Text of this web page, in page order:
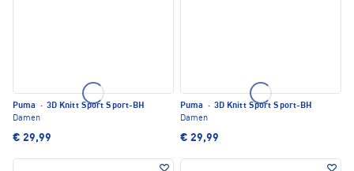
Puma · 3D Knitt Sport Sport-BH
Damen
€ 29,99
Puma · 3D Knitt Sport Sport-BH
Damen
€ 29,99